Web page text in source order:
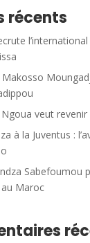
récents
Makosso
veut revenir
à la Juventus :
Sabefoumou
Maroc